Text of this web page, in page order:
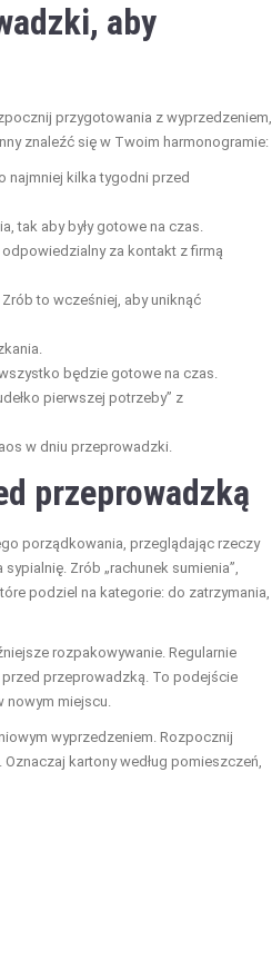
aby
przygotowania z wyprzedzeniem,
znaleźć się w Twoim harmonogramie:
najmniej kilka tygodni przed
tak aby były gotowe na czas.
za kontakt z firmą
to wcześniej, aby uniknąć
będzie gotowe na czas.
pierwszej potrzeby” z
w dniu przeprowadzki.
przeprowadzką
porządkowania, przeglądając rzeczy
Zrób „rachunek sumienia”,
podziel na kategorie: do zatrzymania,
rozpakowywanie. Regularnie
przeprowadzką. To podejście
nowym miejscu.
wyprzedzeniem. Rozpocznij
kartony według pomieszczeń,